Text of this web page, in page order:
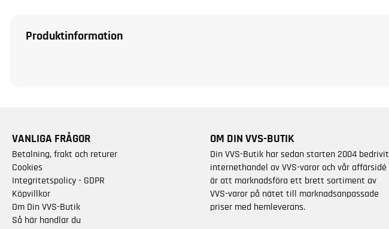
Produktinformation
VANLIGA FRÅGOR
Betalning, frakt och returer
Cookies
Integritetspolicy - GDPR
Köpvillkor
Om Din VVS-Butik
Så här handlar du
OM DIN VVS-BUTIK
Din VVS-Butik har sedan starten 2004 bedrivit
internethandel av VVS-varor och vår affärsidé
är att marknadsföra ett brett sortiment av
VVS-varor på nätet till marknadsanpassade
priser med hemleverans.